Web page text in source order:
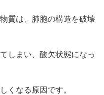
質は、肺胞の構造を破壊
しまい、酸欠状態になっ
くなる原因です。